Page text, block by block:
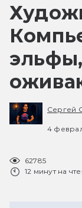
Сергей
4
62785
12 минут на